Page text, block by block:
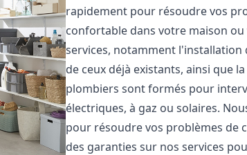
rapidement pour résoudre vos
confortable dans votre maison
services, notamment l'installation
de ceux déjà existants, ainsi que
plombiers sont formés pour
électriques, à gaz ou solaires.
pour résoudre vos problèmes de
des garanties sur nos services